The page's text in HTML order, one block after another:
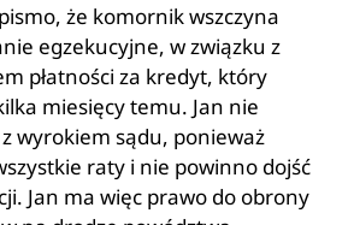
że komornik wszczyna
egzekucyjne, w związku z
płatności za kredyt, który
miesięcy temu. Jan nie
wyrokiem sądu, ponieważ
raty i nie powinno dojść
Jan ma więc prawo do obrony